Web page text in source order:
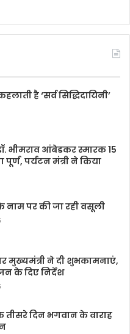
है ‘सर्व सिद्धिदायिनी’
भीमराव आंबेडकर स्मारक 15
पर्यटन मंत्री ने किया
नाम पर की जा रही वसूली
मुख्यमंत्री ने दी शुभकामनाएं,
के दिए निर्देश
दिन भगवान के वाराह